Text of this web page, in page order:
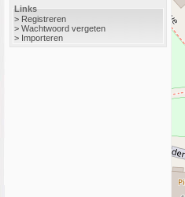
Links
> Registreren
> Wachtwoord vergeten
> Importeren